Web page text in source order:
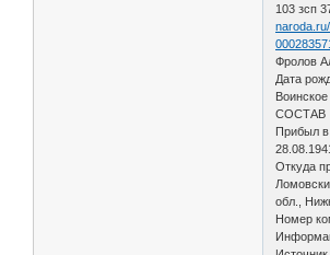
103 зсп
Фролов
Дата
СОСТАВ
Прибыл
Откуда
обл.,
Номер